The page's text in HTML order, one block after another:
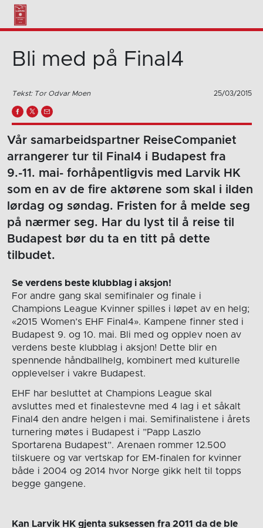
Bli med på Final4
Tekst: Tor Odvar Moen 25/03/2015
Vår samarbeidspartner ReiseCompaniet
arrangerer tur til Final4 i Budapest fra
9.-11. mai- forhåpentligvis med Larvik HK
som en av de fire aktørene som skal i ilden
lørdag og søndag. Fristen for å melde seg
på nærmer seg. Har du lyst til å reise til
Budapest bør du ta en titt på dette
tilbudet.
Se verdens beste klubblag i aksjon!
For andre gang skal semifinaler og finale i
Champions League Kvinner spilles i løpet av en helg;
«2015 Women’s EHF Final4». Kampene finner sted i
Budapest 9. og 10. mai. Bli med og opplev noen av
verdens beste klubblag i aksjon! Dette blir en
spennende håndballhelg, kombinert med kulturelle
opplevelser i vakre Budapest.
EHF har besluttet at Champions League skal
avsluttes med et finalestevne med 4 lag i et såkalt
Final4 den andre helgen i mai. Semifinalistene i årets
turnering møtes i Budapest i ”Papp Laszlo
Sportarena Budapest”. Arenaen rommer 12.500
tilskuere og var vertskap for EM-finalen for kvinner
både i 2004 og 2014 hvor Norge gikk helt til topps
begge gangene.
Kan Larvik HK gjenta suksessen fra 2011 da de ble